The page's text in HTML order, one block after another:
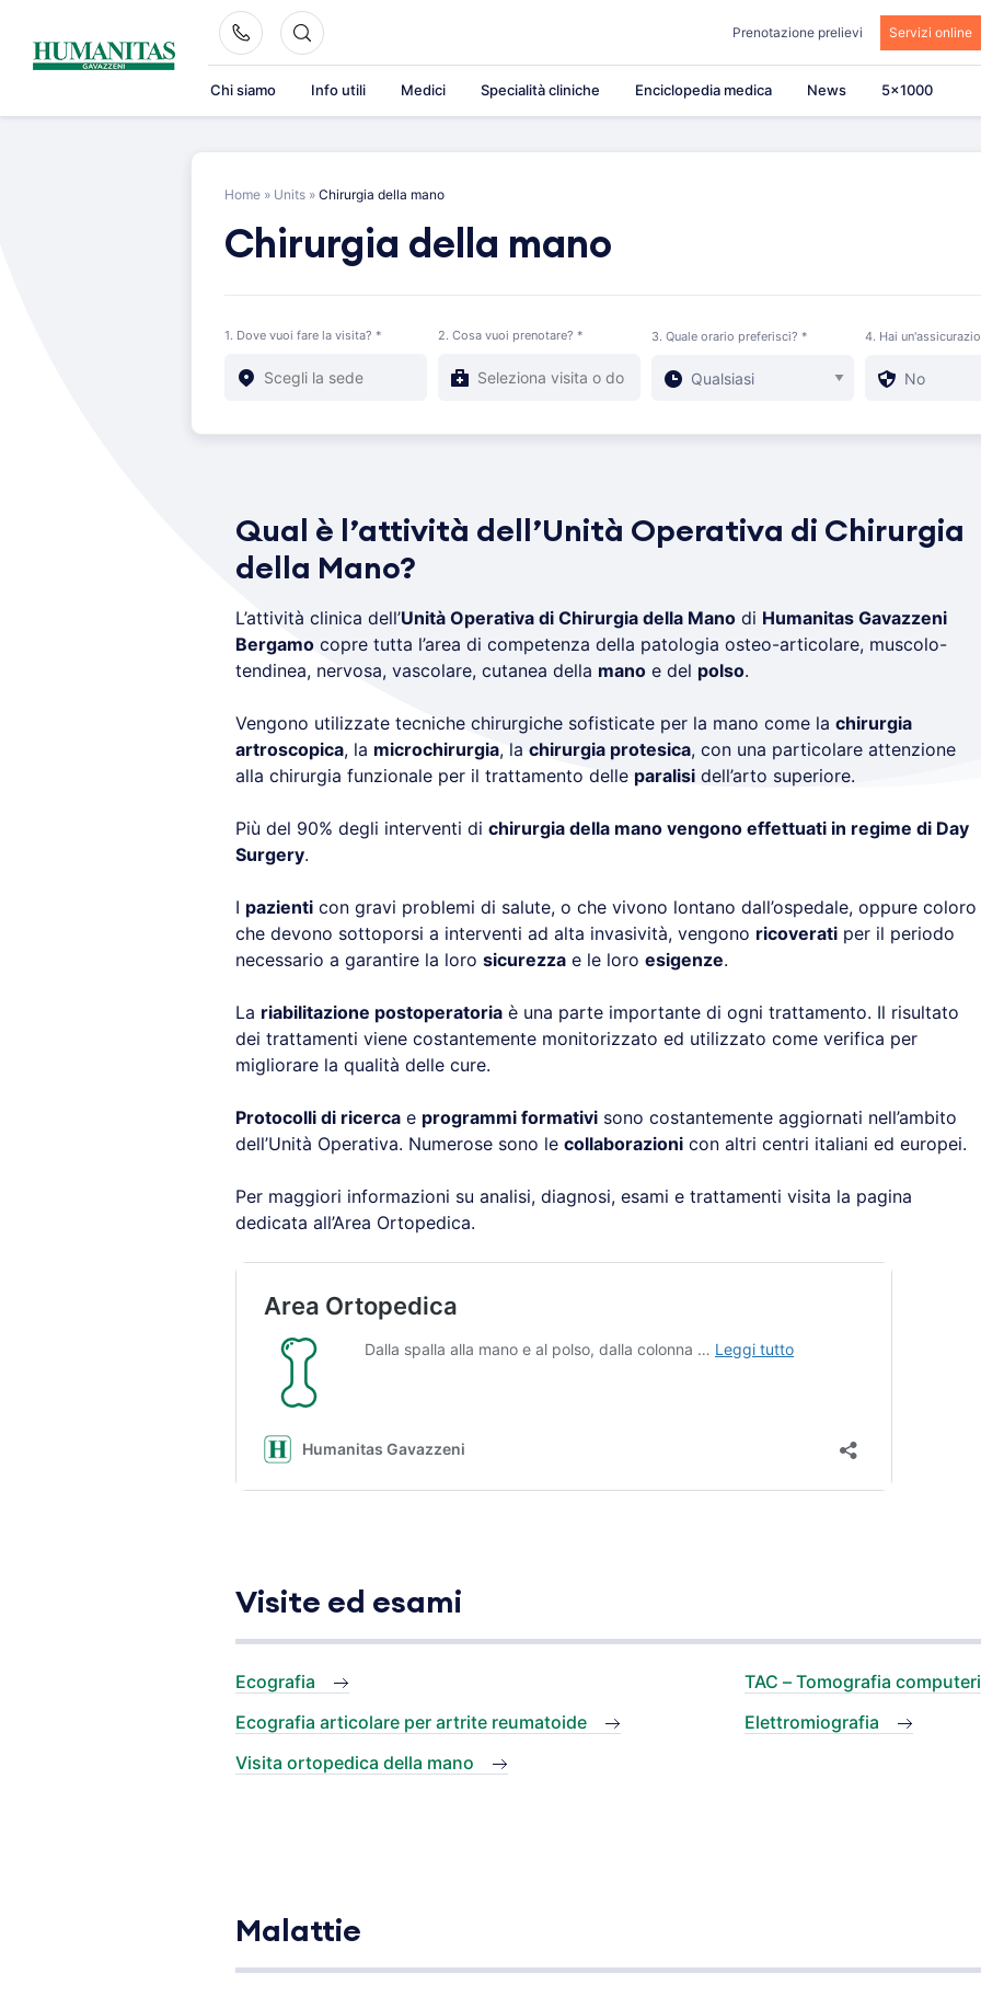
content
Prenotazione prelievi Servizi online
Chi siamo Info utili Medici Specialità cliniche Enciclopedia medica News 5×1000
Home » Units » Chirurgia della mano
Chirurgia della mano
1. Dove vuoi fare la visita? * 2. Cosa vuoi prenotare? * 3. Quale orario preferisci? * 4. Hai
Qual è l’attività dell’Unità Operativa di Chirurgia
della Mano?
L’attività clinica dell’Unità Operativa di Chirurgia della Manodi Humanitas Gavazzeni
Bergamocopre tutta l’area di competenza della patologia osteo-articolare, muscolo-
tendinea, nervosa, vascolare, cutanea della manoe del polso.
Vengono utilizzate tecniche chirurgiche sofisticate per la mano come la chirurgia
artroscopica, la microchirurgia, la chirurgia protesica, con una particolare attenzione
alla chirurgia funzionale per il trattamento delle paralisidell’arto superiore.
Più del 90% degli interventi di chirurgia della mano vengono effettuati in regime di Day
Surgery.
I pazienticon gravi problemi di salute, o che vivono lontano dall’ospedale, oppure coloro
che devono sottoporsi a interventi ad alta invasività, vengono ricoveratiper il periodo
necessario a garantire la loro sicurezzae le loro esigenze.
La riabilitazione postoperatoriaè una parte importante di ogni trattamento. Il risultato
dei trattamenti viene costantemente monitorizzato ed utilizzato come verifica per
migliorare la qualità delle cure.
Protocolli di ricercae programmi formativisono costantemente aggiornati nell’ambito
dell’Unità Operativa. Numerose sono le collaborazionicon altri centri italiani ed europei.
Per maggiori informazioni su analisi, diagnosi, esami e trattamenti visita la pagina
dedicata all’Area Ortopedica.
Visite ed esami
Ecografia
Ecografia articolare per artrite reumatoide
Visita ortopedica della mano
TAC – Tomografia
Elettromiografia
Malattie